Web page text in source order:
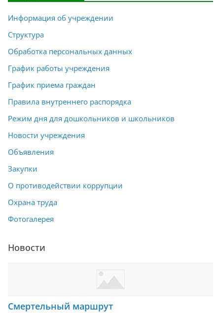
Информация об учреждении
Структура
Обработка персональных данных
График работы учреждения
График приема граждан
Правила внутреннего распорядка
Режим дня для дошкольников и школьников
Новости учреждения
Объявления
Закупки
О противодействии коррупции
Охрана труда
Фотогалерея
Новости
Смертельный маршрут